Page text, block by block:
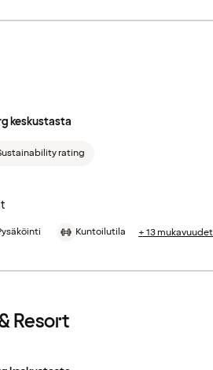
keskustasta
rating
Kuntoilutila + 13 mukavuudet
Resort